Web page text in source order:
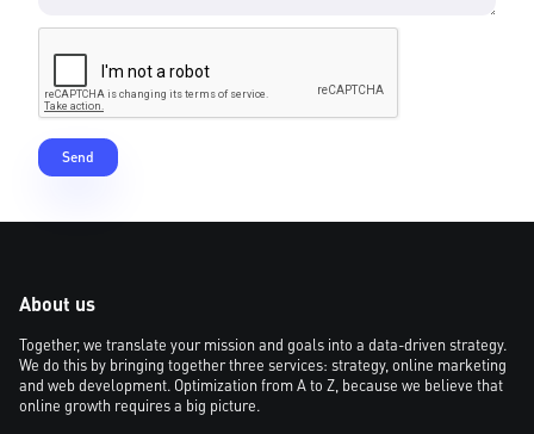
About us
Together, we translate your mission and goals into a data-driven strategy.
We do this by bringing together three services: strategy, online marketing
and web development. Optimization from A to Z, because we believe that
online growth requires a big picture.